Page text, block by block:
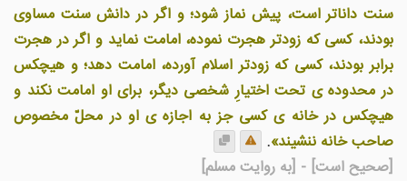
سنت داناتر است، پيش نماز شود؛ و اگر در دانش سنت مساوی
بودند، کسی که زودتر هجرت نموده، امامت نمايد و اگر در هجرت
برابر بودند، کسی که زودتر اسلام آورده، امامت دهد؛ و هيچکس
در محدوده ی تحت اختيارِ شخصی ديگر، برای او امامت نکند و
هيچکس در خانه ی کسی جز به اجازه ی او در محلّ مخصوص
صاحب خانه ننشيند».
[صحیح است] - [به روایت مسلم]